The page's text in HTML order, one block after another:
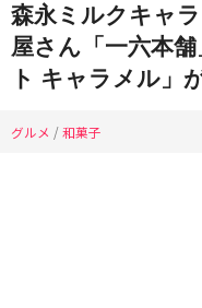
森永ミルクキャ
屋さん「一六本
ト キャラメル」
グルメ /和菓子